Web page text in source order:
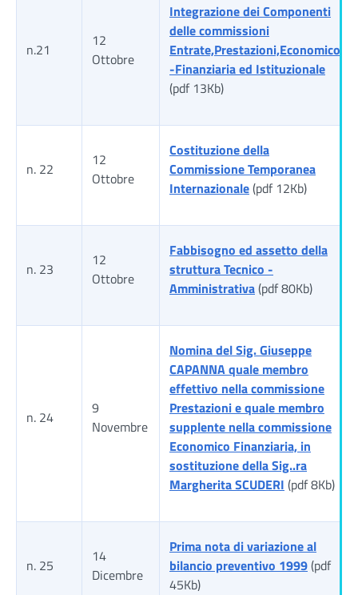
n.21
12
Ottobre
Integrazione dei Componenti
delle commissioni
Entrate,Prestazioni,Economico
-Finanziaria ed Istituzionale
(pdf 13Kb)
n. 22
12
Ottobre
Costituzione della
Commissione Temporanea
Internazionale(pdf 12Kb)
n. 23
12
Ottobre
Fabbisogno ed assetto della
struttura Tecnico -
Amministrativa(pdf 80Kb)
n. 24
9
Novembre
Nomina del Sig. Giuseppe
CAPANNA quale membro
effettivo nella commissione
Prestazioni e quale membro
supplente nella commissione
Economico Finanziaria, in
sostituzione della Sig..ra
Margherita SCUDERI (pdf 8Kb)
n. 25
14
Dicembre
Prima nota di variazione al
bilancio preventivo 1999(pdf
45Kb)